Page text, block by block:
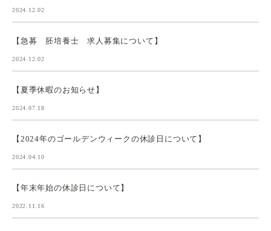
2024.12.02
【急募 胚培養士 求人募集について】
2024.12.02
【夏季休暇のお知らせ】
2024.07.18
【2024年のゴールデンウィークの休診日について】
2024.04.10
【年末年始の休診日について】
2022.11.16